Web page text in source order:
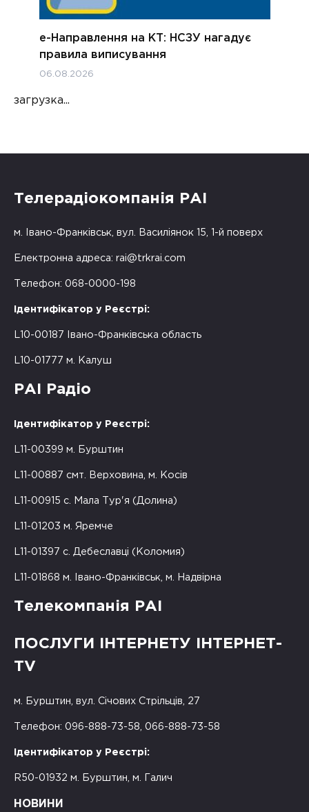
е-Направлення на КТ: НСЗУ нагадує
правила виписування
06.08.2026
загрузка...
Телерадіокомпанія РАІ
м. Івано-Франківськ, вул. Василіянок 15, 1-й поверх
Електронна адреса: rai@trkrai.com
Телефон: 068-0000-198
Ідентифікатор у Реєстрі:
L10-00187 Івано-Франківська область
L10-01777 м. Калуш
РАІ Радіо
Ідентифікатор у Реєстрі:
L11-00399 м. Бурштин
L11-00887 смт. Верховина, м. Косів
L11-00915 с. Мала Тур'я (Долина)
L11-01203 м. Яремче
L11-01397 с. Дебеславці (Коломия)
L11-01868 м. Івано-Франківськ, м. Надвірна
Телекомпанія РАІ
ПОСЛУГИ ІНТЕРНЕТУ ІНТЕРНЕТ-
TV
м. Бурштин, вул. Січових Стрільців, 27
Телефон: 096-888-73-58, 066-888-73-58
Ідентифікатор у Реєстрі:
R50-01932 м. Бурштин, м. Галич
НОВИНИ